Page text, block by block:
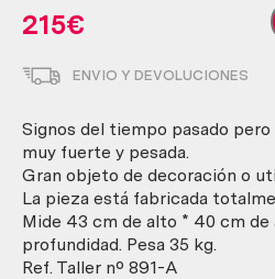
215€
ENVIO Y DEVOLUCIONES
Signos del tiempo pasado
muy fuerte y pesada.
Gran objeto de decoración o
La pieza está fabricada
Mide 43 cm de alto * 40 cm de
profundidad. Pesa 35 kg.
Ref. Taller nº 891-A